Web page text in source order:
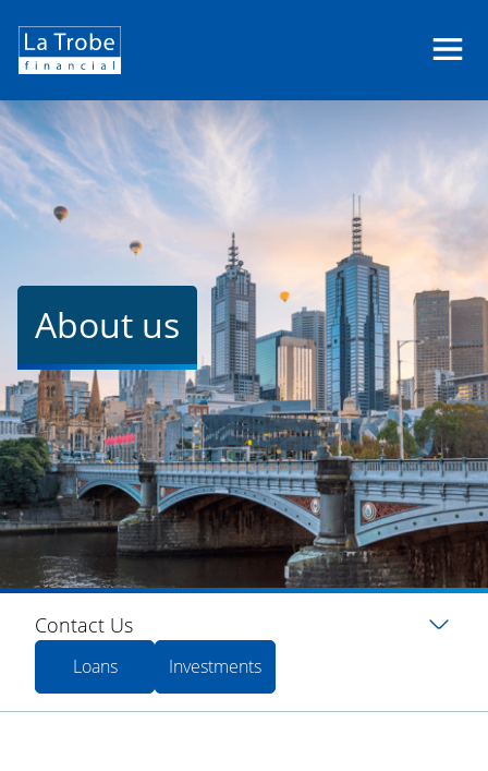
Financial
About us
Contact Us
Loans Investments